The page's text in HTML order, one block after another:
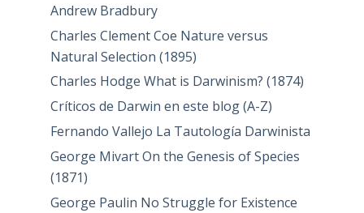
Andrew Bradbury
Charles Clement Coe Nature versus
Natural Selection (1895)
Charles Hodge What is Darwinism? (1874)
Críticos de Darwin en este blog (A-Z)
Fernando Vallejo La Tautología Darwinista
George Mivart On the Genesis of Species
(1871)
George Paulin No Struggle for Existence